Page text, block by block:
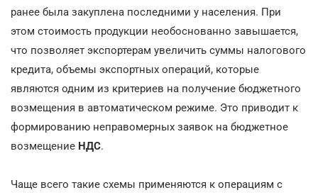
ранее была закуплена последними у населения. При
этом стоимость продукции необоснованно завышается,
что позволяет экспортерам увеличить суммы налогового
кредита, объемы экспортных операций, которые
являются одним из критериев на получение бюджетного
возмещения в автоматическом режиме. Это приводит к
формированию неправомерных заявок на бюджетное
возмещение НДС.
Чаще всего такие схемы применяются к операциям с